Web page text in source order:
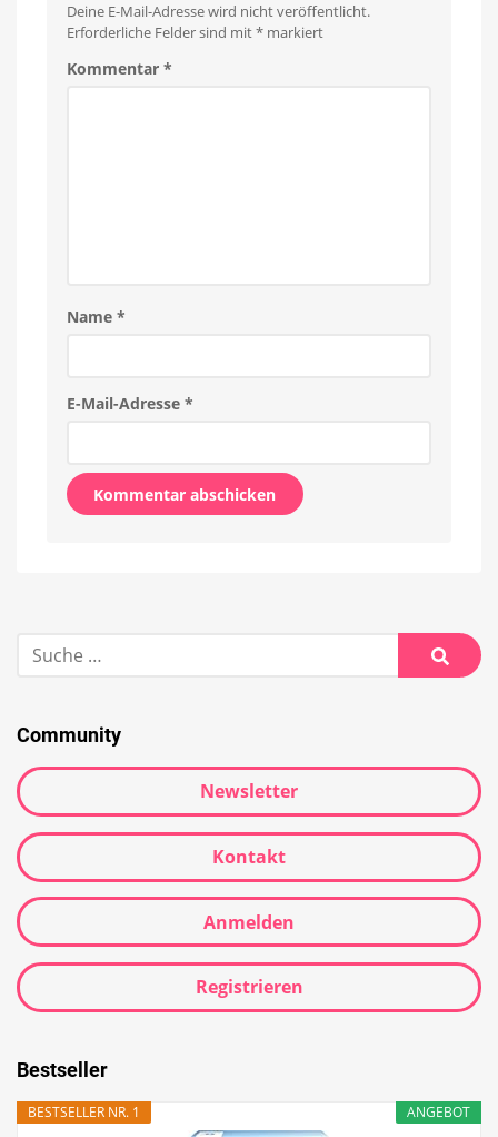
Deine E-Mail-Adresse wird nicht veröffentlicht.
Erforderliche Felder sind mit* markiert
Kommentar *
Name *
E-Mail-Adresse *
Suche
nach:
Suche
Community
Newsletter
Kontakt
Anmelden
Registrieren
Bestseller
ANGEBOT
BESTSELLER NR. 1